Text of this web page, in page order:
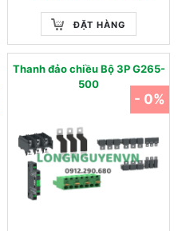
ĐẶT HÀNG
Thanh đảo chiều Bộ 3P G265-
500
- 0%